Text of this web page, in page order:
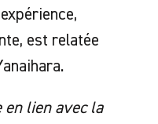
est relatée
en lien avec la